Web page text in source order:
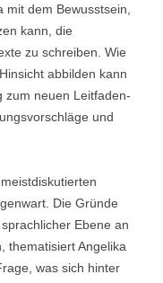
dem Bewusstsein,
kann, die
zu schreiben. Wie
abbilden kann
zum neuen Leitfaden-
und
Die Gründe
Ebene an
thematisiert Angelika
was sich hinter